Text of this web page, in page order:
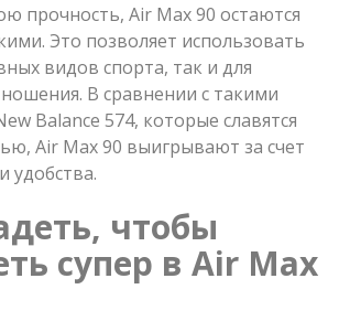
прочность, Air Max 90 остаются
Это позволяет использовать
видов спорта, так и для
В сравнении с такими
Balance 574, которые славятся
Air Max 90 выигрывают за счет
удобства.
чтобы
супер в Air Max